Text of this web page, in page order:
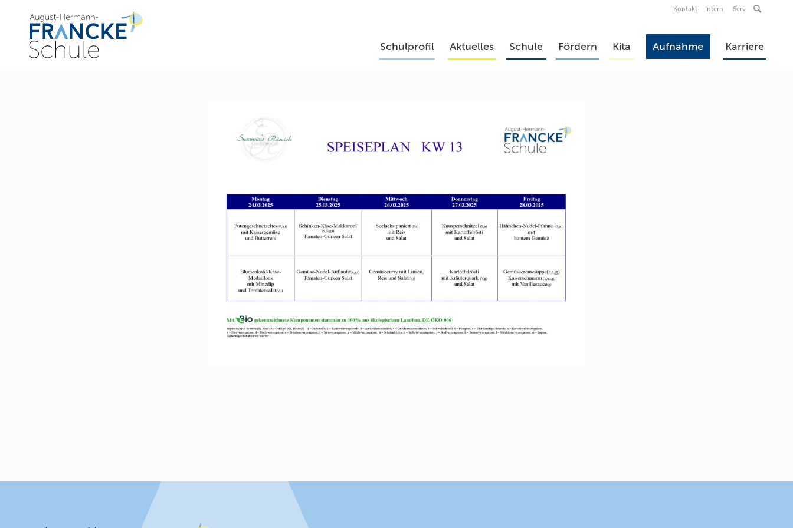
Kontakt Intern IServ
Schulprofil Aktuelles Schule Fördern Kita Aufnahme Karriere